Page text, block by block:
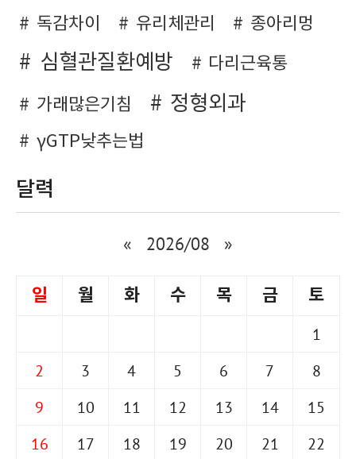
독감차이
유리체관리 종아리멍
심혈관질환예방 다리근육통
가래많은기침 정형외과
γGTP낮추는법
달력
« 2026/08 »
일 월 화 수 목 금 토
1
2
3 4 5 6 7
8
9
10 11 12 13 14
15
16
17 18 19 20 21
22